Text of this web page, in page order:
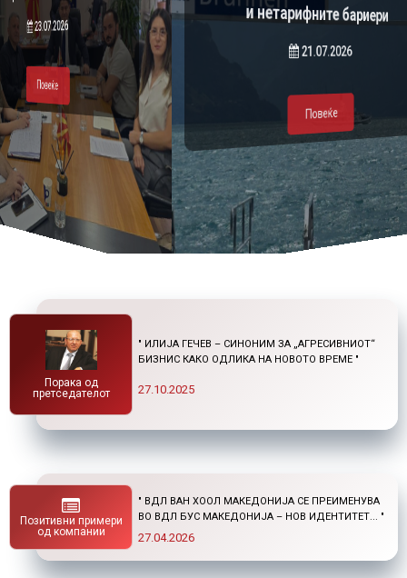
23.07.2026
Повеќе
и нетарифните бариери
21.07.2026
Порака од
претседателот
" ИЛИЈА ГЕЧЕВ – СИНОНИМ ЗА „АГРЕСИВНИОТ“
БИЗНИС КАКО ОДЛИКА НА НОВОТО ВРЕМЕ "
27.10.2025
Позитивни примери
од компании
ПОСТДИПЛОМСКИ СТУДИИ ДОМА И ВО
СТРАНСТВО "
01.04.2026